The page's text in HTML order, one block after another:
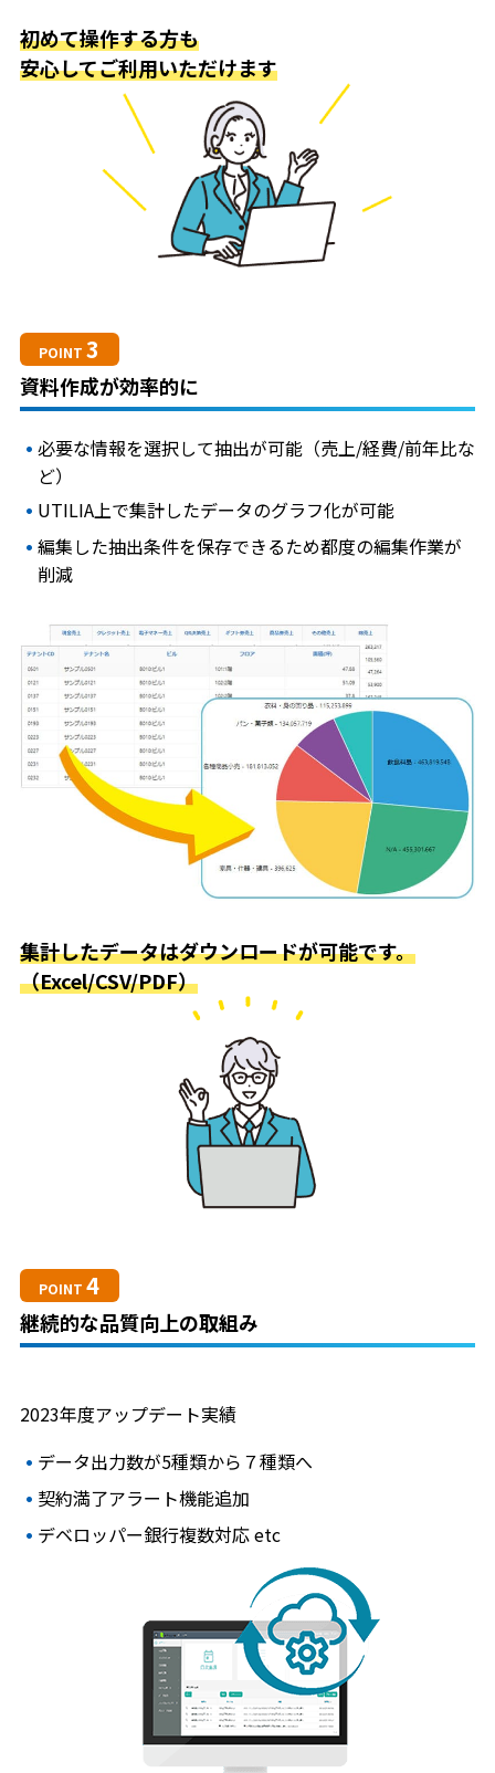
初めて操作する方も
安心してご利用いただけます
POINT3
資料作成が効率的に
必要な情報を選択して抽出が可能（売上/経費/前年比な
ど）
UTILIA上で集計したデータのグラフ化が可能
編集した抽出条件を保存できるため都度の編集作業が
削減
集計したデータはダウンロードが可能です。
（Excel/CSV/PDF）
POINT4
継続的な品質向上の取組み
2023年度アップデート実績
データ出力数が5種類から７種類へ
契約満了アラート機能追加
デベロッパー銀行複数対応 etc